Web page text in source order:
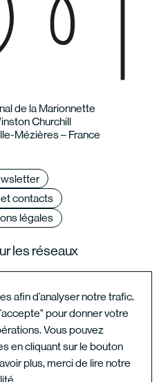
afin d’analyser notre trafic.
pour donner votre
Vous pouvez
en cliquant sur le bouton
plus, merci de lire notre
de la Marionnette
Churchill
Mézières – France
contacts
légales
les réseaux
du festival
de l'école